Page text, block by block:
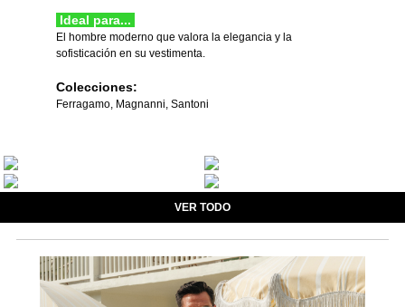
Ideal para...
El hombre moderno que valora la elegancia y la
sofisticación en su vestimenta.
Colecciones:
Ferragamo, Magnanni, Santoni
VER TODO